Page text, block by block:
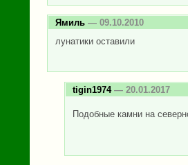
Ямиль — 09.10.2010
лунатики оставили
tigin1974— 20.01.2017
Подобные камни на